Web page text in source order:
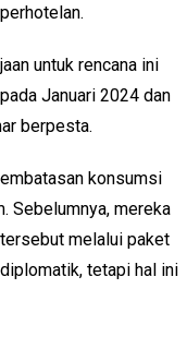
untuk rencana ini
Januari 2024 dan
berpesta.
konsumsi
Sebelumnya, mereka
melalui paket
tetapi hal ini